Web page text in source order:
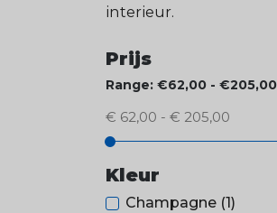
interieur.
Prijs
Range: €62,00 - €205,00
€ 62,00 - € 205,00
Kleur
Champagne (1)